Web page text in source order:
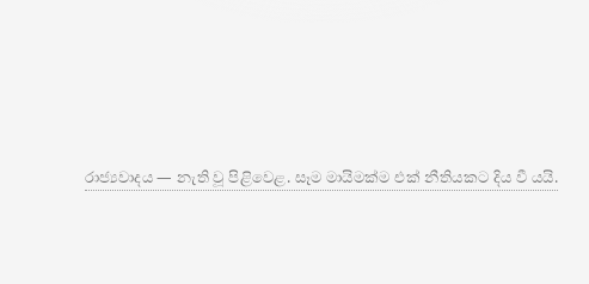
රාජ්‍යවාදය — නැති වූ පිළිවෙළ. සෑම මායිමක්ම එක් නීතියකට දිය වී යයි.